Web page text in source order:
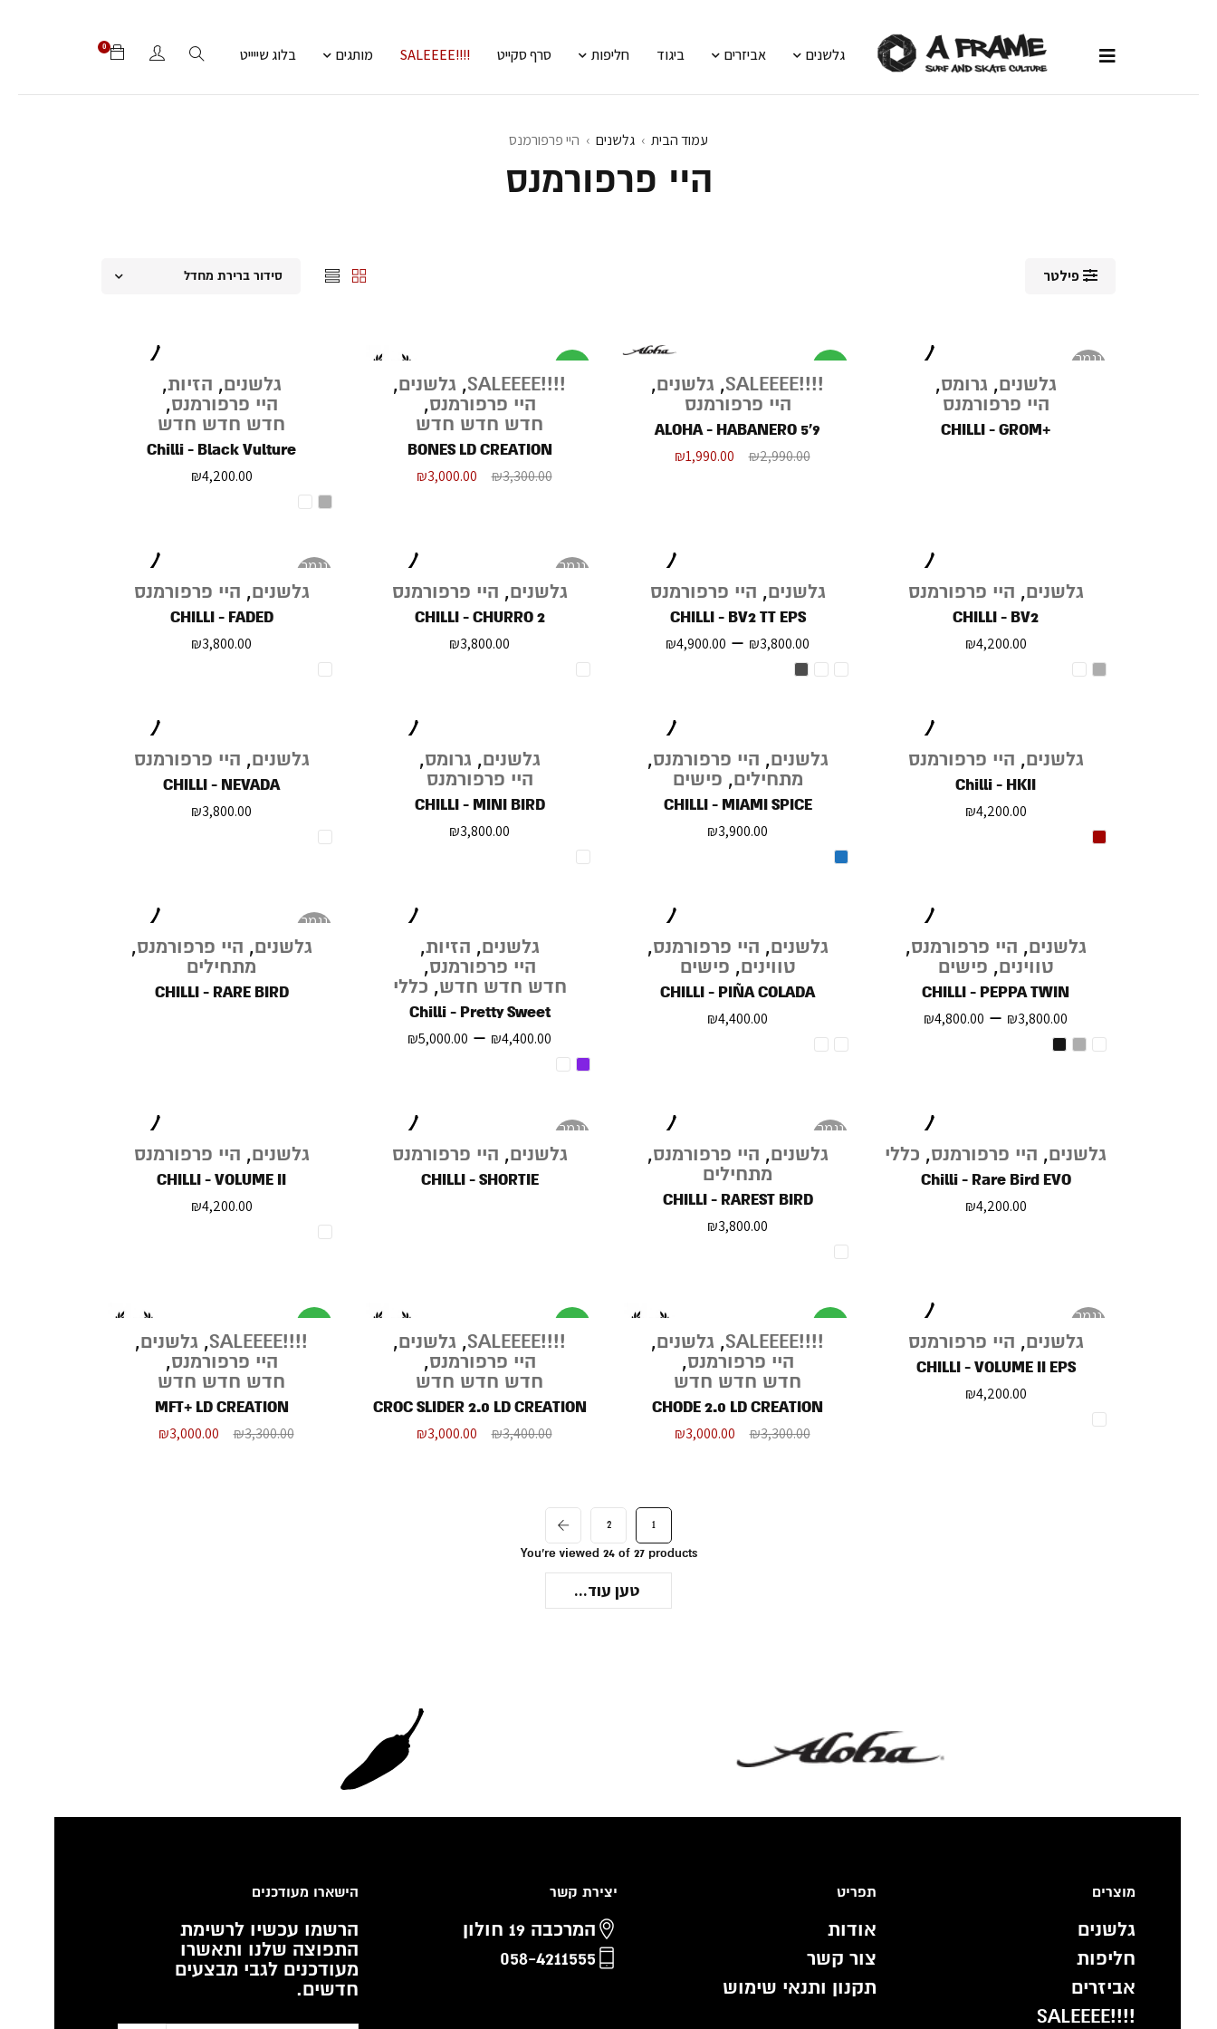
גלשנים אביזרים ביגוד חליפות סרף סקייט !!!!SALEEEE מותגים בלוג שייייט 0
עמוד הבית › גלשנים › היי פרפורמנס
היי פרפורמנס
פילטר סידור ברירת מחדל
נגמר
גלשנים, גרומס,
היי פרפורמנס
+CHILLI - GROM
!!!!SALEEEE
, גלשנים,
היי פרפורמנס
ALOHA - HABANERO 5'9
₪2,990.00
₪1,990.00
!!!!SALEEEE
, גלשנים,
היי פרפורמנס,
חדש חדש חדש
BONES LD CREATION
₪3,300.00
₪3,000.00
גלשנים, הזיות,
היי פרפורמנס,
חדש חדש חדש
Chilli - Black Vulture
₪4,200.00
גלשנים, היי פרפורמנס
CHILLI - BV2
₪4,200.00
גלשנים, היי פרפורמנס
CHILLI - BV2 TT EPS
₪3,800.00
–
₪4,900.00
נגמר
במלאי
גלשנים, היי פרפורמנס
CHILLI - CHURRO 2
₪3,800.00
נגמר
במלאי
גלשנים, היי פרפורמנס
CHILLI - FADED
₪3,800.00
גלשנים, היי פרפורמנס
Chilli - HKII
₪4,200.00
גלשנים, היי פרפורמנס,
מתחילים, פישים
CHILLI - MIAMI SPICE
₪3,900.00
גלשנים, גרומס,
היי פרפורמנס
CHILLI - MINI BIRD
₪3,800.00
גלשנים, היי פרפורמנס
CHILLI - NEVADA
₪3,800.00
גלשנים, היי פרפורמנס,
טווינים, פישים
CHILLI - PEPPA TWIN
₪3,800.00
–
₪4,800.00
גלשנים, היי פרפורמנס,
טווינים, פישים
CHILLI - PIÑA COLADA
₪4,400.00
גלשנים, הזיות,
היי פרפורמנס,
חדש חדש חדש, כללי
Chilli - Pretty Sweet
₪4,400.00
–
₪5,000.00
נגמר
במלאי
גלשנים, היי פרפורמנס,
מתחילים
CHILLI - RARE BIRD
גלשנים, היי פרפורמנס, כללי
Chilli - Rare Bird EVO
₪4,200.00
נגמר
במלאי
גלשנים, היי פרפורמנס,
מתחילים
CHILLI - RAREST BIRD
₪3,800.00
נגמר
במלאי
גלשנים, היי פרפורמנס
CHILLI - SHORTIE
גלשנים, היי פרפורמנס
CHILLI - VOLUME II
₪4,200.00
נגמר
במלאי
גלשנים, היי פרפורמנס
CHILLI - VOLUME II EPS
₪4,200.00
!!!!SALEEEE
, גלשנים,
היי פרפורמנס,
חדש חדש חדש
CHODE 2.0 LD CREATION
₪3,300.00
₪3,000.00
!!!!SALEEEE
, גלשנים,
היי פרפורמנס,
חדש חדש חדש
CROC SLIDER 2.0 LD CREATION
₪3,400.00
₪3,000.00
!!!!SALEEEE
, גלשנים,
היי פרפורמנס,
חדש חדש חדש
MFT+ LD CREATION
₪3,300.00
₪3,000.00
1
2
You're viewed 24 of 27 products
טען עוד...
מוצרים
גלשנים
חליפות
אביזרים
!!!!SALEEEE
תפריט
אודות
צור קשר
תקנון ותנאי שימוש
יצירת קשר
המרכבה 19 חולון
058-4211555
הישארו מעודכנים
הרשמו עכשיו לרשימת
התפוצה שלנו ותאשרו
מעודכנים לגבי מבצעים
חדשים.